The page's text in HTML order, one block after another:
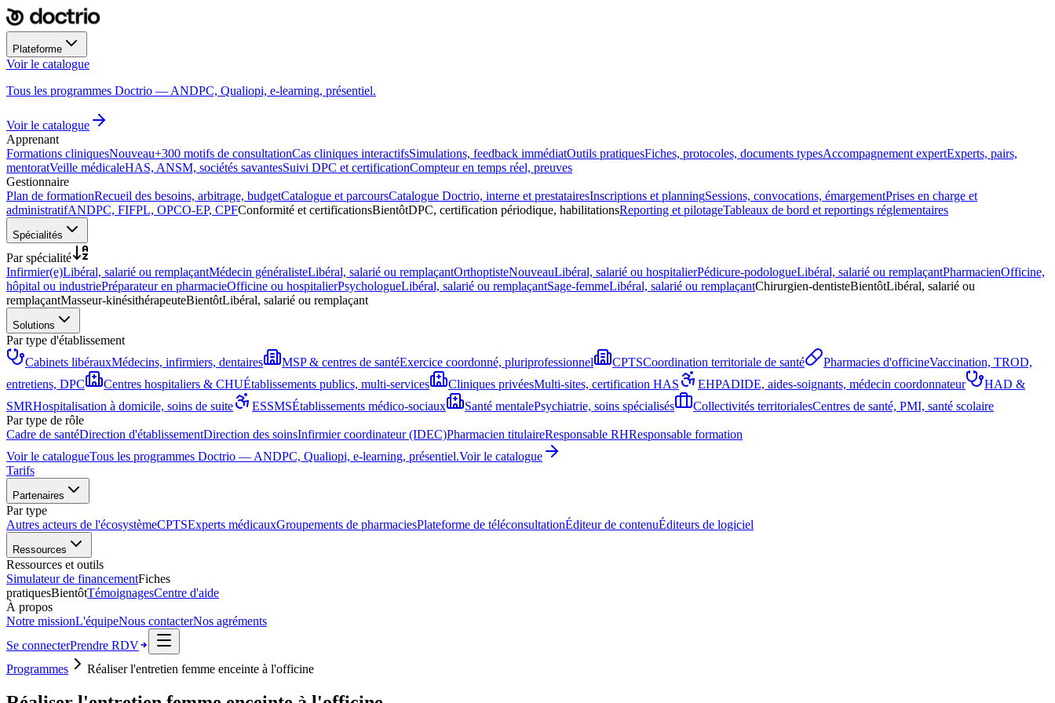
Plateforme
324
DPC
Annonce diagnostic
DPC
Antibiothérapie
DPC
DPC
URGENCES · 4 H
DPC
CARDIOLOGIE · 7 H
ML HC SA Inscrit
Voir le catalogue
Tous les programmes Doctrio — ANDPC, Qualiopi, e-learning, présentiel.
Voir le catalogue
Apprenant
Formations cliniquesNouveau+300 motifs de consultationCas cliniques interactifsSimulations, feedback immédiatOutils pratiquesFiches, protocoles, documents typesAccompagnement expertExperts, pairs,
mentoratVeille médicaleHAS, ANSM, sociétés savantesSuivi DPC et certificationCompteur en temps réel, preuves
Gestionnaire
Plan de formationRecueil des besoins, arbitrage, budgetCatalogue et parcoursCatalogue Doctrio, interne et prestatairesInscriptions et planningSessions, convocations, émargementPrises en charge et
administratifANDPC, FIFPL, OPCO-EP, CPFConformité et certificationsBientôtDPC, certification périodique, habilitationsReporting et pilotageTableaux de bord et reportings réglementaires
Spécialités
Par spécialité
Infirmier(e)Libéral, salarié ou remplaçantMédecin généralisteLibéral, salarié ou remplaçantOrthoptisteNouveauLibéral, salarié ou hospitalierPédicure-podologueLibéral, salarié ou remplaçantPharmacienOfficine,
hôpital ou industriePréparateur en pharmacieOfficine ou hospitalierPsychologueLibéral, salarié ou remplaçantSage-femmeLibéral, salarié ou remplaçantChirurgien-dentisteBientôtLibéral, salarié ou
remplaçantMasseur-kinésithérapeuteBientôtLibéral, salarié ou remplaçant
Solutions
Par type d'établissement
Cabinets libérauxMédecins, infirmiers, dentaires MSP & centres de santéExercice coordonné, pluriprofessionnel CPTSCoordination territoriale de santé Pharmacies d'officineVaccination, TROD,
entretiens, DPC
Centres hospitaliers & CHUÉtablissements publics, multi-services Cliniques privéesMulti-sites, certification HAS EHPADIDE, aides-soignants, médecin coordonnateur
HAD &
SMRHospitalisation à domicile, soins de suite ESSMSÉtablissements médico-sociaux Santé mentalePsychiatrie, soins spécialisés Collectivités territorialesCentres de santé, PMI, santé scolaire
Par type de rôle
Cadre de santéDirection d'établissementDirection des soinsInfirmier coordinateur (IDEC)Pharmacien titulaireResponsable RHResponsable formation
324
programmes
Annonce diagnostic
COMMUNIC. · 14 H
Antibiothérapie
INFECTIO · 5 H
Pédiatrie aiguë
PÉDIATRIE · 6 H
DPC
Arrêt cardiaque
URGENCES · 4 H
DPC
Lecture d'ECG
CARDIOLOGIE · 7 H
ML HC SA
Voir le catalogueTous les programmes Doctrio — ANDPC, Qualiopi, e-learning, présentiel.Voir le catalogue
Tarifs
Partenaires
Par type
Autres acteurs de l'écosystèmeCPTSExperts médicauxGroupements de pharmaciesPlateforme de téléconsultationÉditeur de contenuÉditeurs de logiciel
Ressources
Ressources et outils
Simulateur de financementFiches
pratiquesBientôtTémoignagesCentre d'aide
À propos
Notre missionL'équipeNous contacterNos agréments
Se connecterPrendre RDV
Programmes
Réaliser l'entretien femme enceinte à l'officine